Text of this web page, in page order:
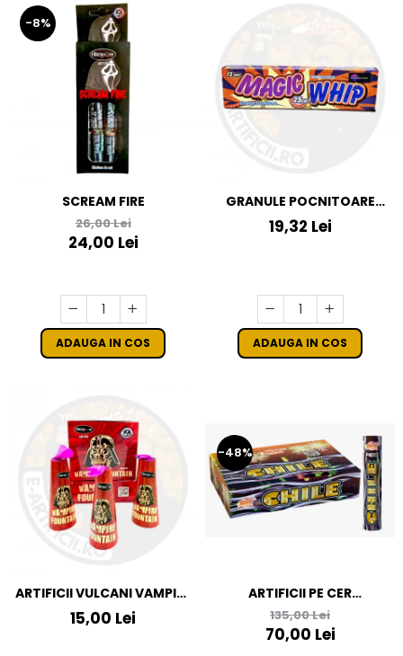
-8%
SCREAM FIRE
26,00 Lei
24,00 Lei
ADAUGA IN COS
GRANULE POCNITOARE
MAGIC WHIP 25 CM
19,32 Lei
ADAUGA IN COS
ARTIFICII VULCANI VAMPIRE
FOUNTAIN
15,00 Lei
-48%
ARTIFICII PE CER
MULTICOLORE - VULCAN
SINGLE SHOT CHILE
135,00 Lei
70,00 Lei